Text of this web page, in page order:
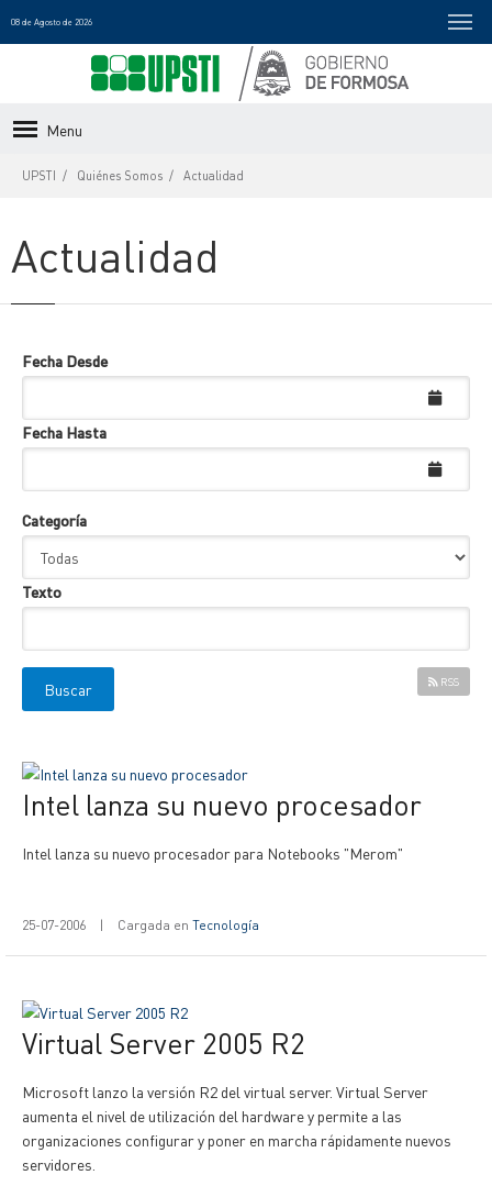
08 de Agosto de 2026
Menu
UPSTI Quiénes Somos Actualidad
Actualidad
Fecha Desde
Fecha Hasta
Categoría
Texto
RSS
Intel lanza su nuevo procesador
Intel lanza su nuevo procesador para Notebooks "Merom"
25-07-2006 | Cargada en Tecnología
Virtual Server 2005 R2
Microsoft lanzo la versión R2 del virtual server. Virtual Server
aumenta el nivel de utilización del hardware y permite a las
organizaciones configurar y poner en marcha rápidamente nuevos
servidores.